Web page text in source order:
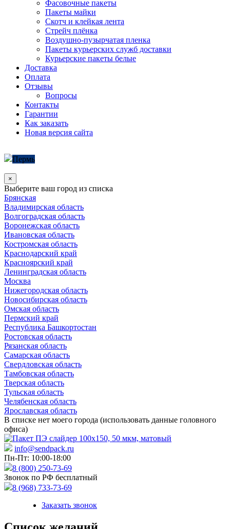
Фасовочные пакеты
Пакеты майки
Скотч и клейкая лента
Стрейч плёнка
Воздушно-пузырчатая пленка
Пакеты курьерских служб доставки
Курьерские пакеты белые
Доставка
Оплата
Отзывы
Вопросы
Контакты
Гарантии
Как заказать
Новая версия сайта
Пермь
×
Выберите ваш город из списка
Брянская
Владимирская область
Волгоградская область
Воронежская область
Ивановская область
Костромская область
Краснодарский край
Красноярский край
Ленинградская область
Москва
Нижегородская область
Новосибирская область
Омская область
Пермский край
Республика Башкортостан
Ростовская область
Рязанская область
Самарская область
Свердловская область
Тамбовская область
Тверская область
Тульская область
Челябенская область
Ярославская область
В списке нет моего города (использовать данные головного
офиса)
info@sendpack.ru
Пн-Пт: 10:00-18:00
8 (800) 250-73-69
Звонок по РФ бесплатный
8 (968) 733-73-69
Заказать звонок